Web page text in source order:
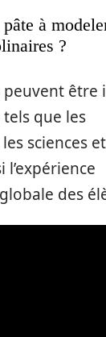
à
?
peuvent être
que les
sciences et
des